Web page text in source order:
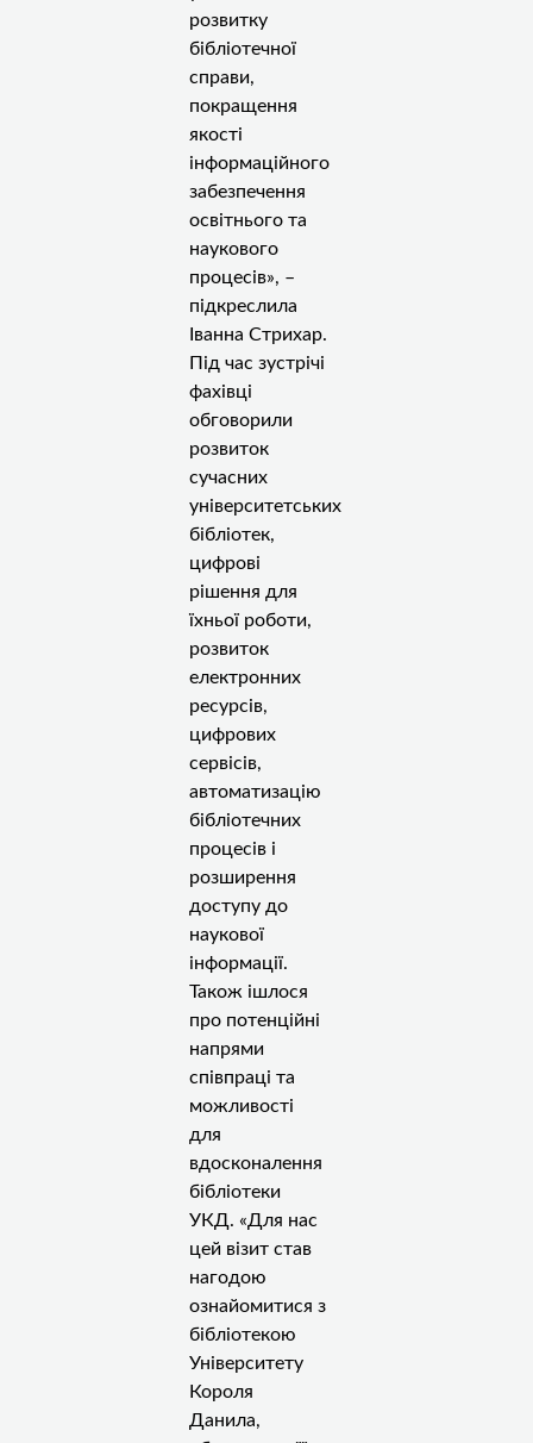
розвитку
бібліотечної
справи,
покращення
якості
інформаційного
забезпечення
освітнього та
наукового
процесів», –
підкреслила
Іванна Стрихар.
Під час зустрічі
фахівці
обговорили
розвиток
сучасних
університетських
бібліотек,
цифрові
рішення для
їхньої роботи,
розвиток
електронних
ресурсів,
цифрових
сервісів,
автоматизацію
бібліотечних
процесів і
розширення
доступу до
наукової
інформації.
Також ішлося
про потенційні
напрями
співпраці та
можливості
для
вдосконалення
бібліотеки
УКД. «Для нас
цей візит став
нагодою
ознайомитися з
бібліотекою
Університету
Короля
Данила,